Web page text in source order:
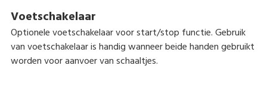
Voetschakelaar
Optionele voetschakelaar voor start/stop functie. Gebruik
van voetschakelaar is handig wanneer beide handen gebruikt
worden voor aanvoer van schaaltjes.